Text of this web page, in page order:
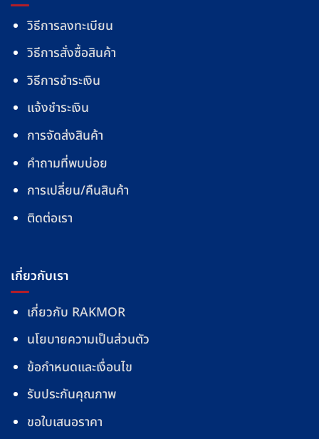
วิธีการลงทะเบียน
วิธีการสั่งซื้อสินค้า
วิธีการชำระเงิน
แจ้งชำระเงิน
การจัดส่งสินค้า
คำถามที่พบบ่อย
การเปลี่ยน/คืนสินค้า
ติดต่อเรา
เกี่ยวกับเรา
เกี่ยวกับ RAKMOR
นโยบายความเป็นส่วนตัว
ข้อกำหนดและเงื่อนไข
รับประกันคุณภาพ
ขอใบเสนอราคา